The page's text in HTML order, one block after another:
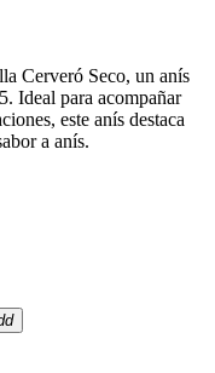
Cerveró Seco, un anís
Ideal para acompañar
este anís destaca
a anís.